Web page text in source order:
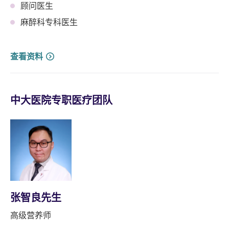
顾问医生
麻醉科专科医生
查看资料
中大医院专职医疗团队
张智良先生
高级营养师